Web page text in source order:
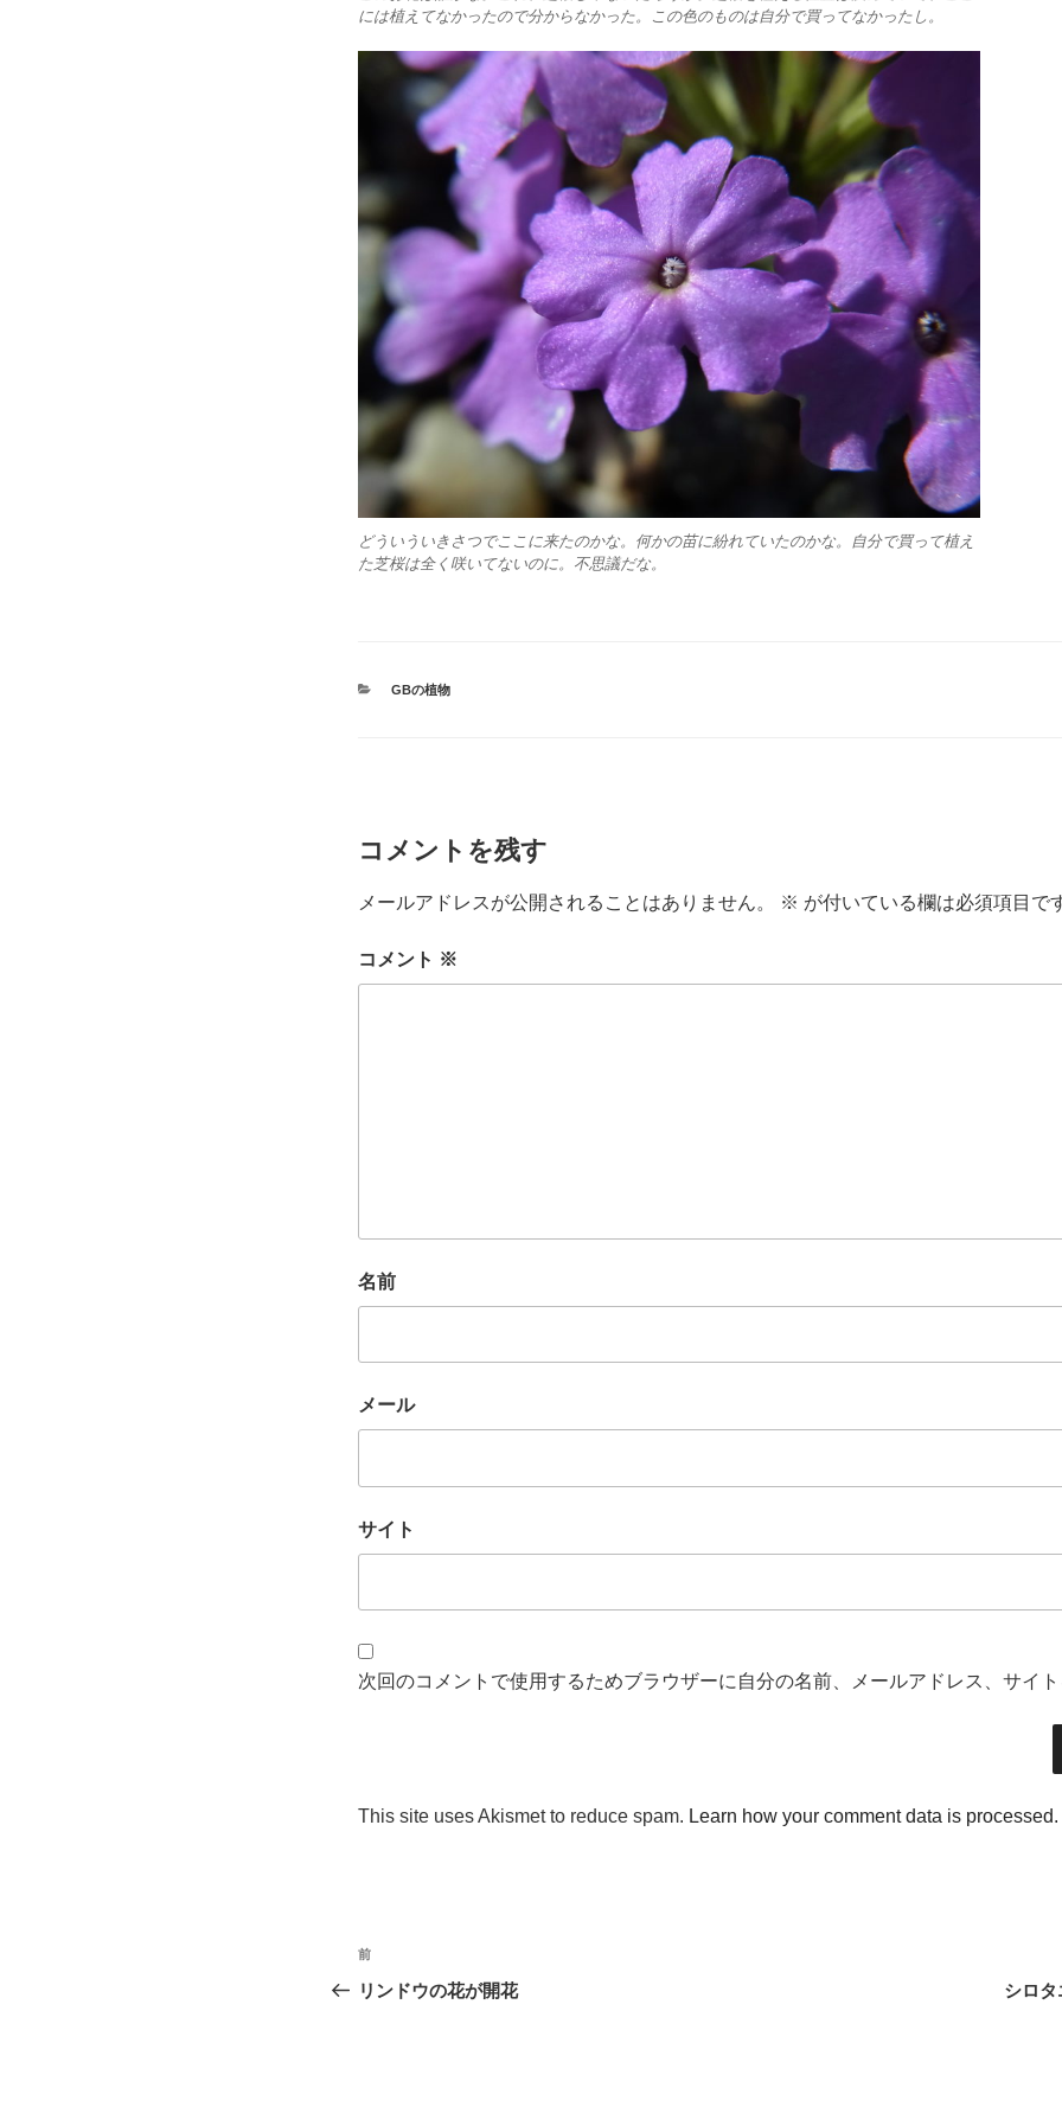
には植えてなかったので分からなかった。この色のものは自分で買ってなかったし。
どういういきさつでここに来たのかな。何かの苗に紛れていたのかな。自分で買って植え
た芝桜は全く咲いてないのに。不思議だな。
カ
GBの植物
コメントを残す
メールアドレスが公開されることはありません。 ※ が付いている欄は必須項目で
コメント ※
名前
メール
サイト
次回のコメントで使用するためブラウザーに自分の名前、メールアドレス、サイ
This site uses Akismet to reduce spam. Learn how your comment data is processed.
投
稿
過
去
前
リンドウの花が開花 シロ